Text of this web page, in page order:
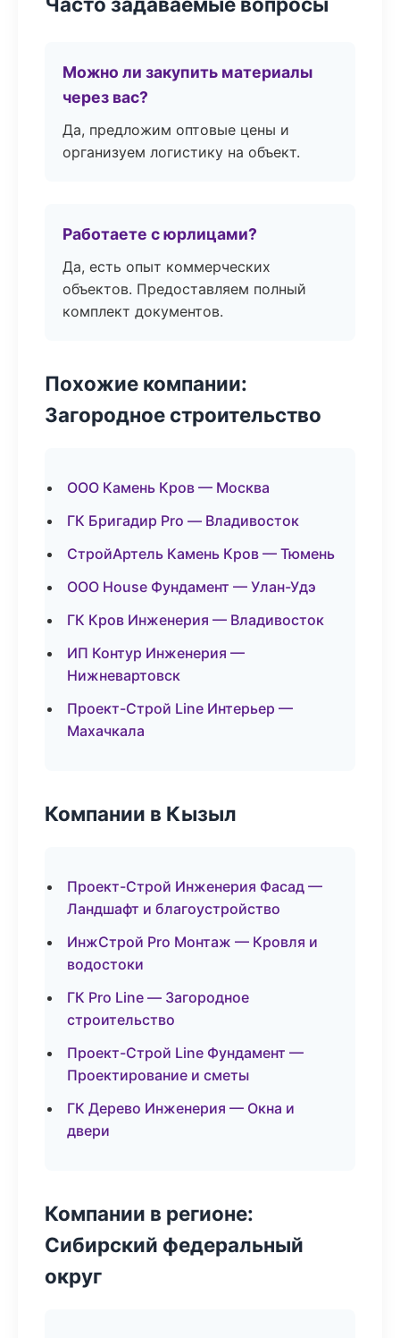
Можно ли закупить материалы
через вас?
Да, предложим оптовые цены и
организуем логистику на объект.
Работаете с юрлицами?
Да, есть опыт коммерческих
объектов. Предоставляем полный
комплект документов.
Похожие компании:
Загородное строительство
ООО Камень Кров — Москва
ГК Бригадир Pro — Владивосток
СтройАртель Камень Кров — Тюмень
ООО House Фундамент — Улан-Удэ
ГК Кров Инженерия — Владивосток
ИП Контур Инженерия —
Нижневартовск
Проект-Строй Line Интерьер —
Махачкала
Компании в Кызыл
Проект-Строй Инженерия Фасад —
Ландшафт и благоустройство
ИнжСтрой Pro Монтаж — Кровля и
водостоки
ГК Pro Line — Загородное
строительство
Проект-Строй Line Фундамент —
Проектирование и сметы
ГК Дерево Инженерия — Окна и
двери
Компании в регионе:
Сибирский федеральный
округ